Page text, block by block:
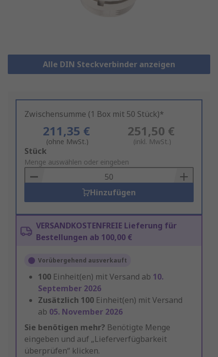
Alle DIN Steckverbinder anzeigen
Zwischensumme (1 Box mit 50 Stück)*
211,35 €
(ohne MwSt.)
251,50 €
(inkl. MwSt.)
Add
to
Basket
Stück
Menge auswählen oder eingeben
Hinzufügen
VERSANDKOSTENFREIE Lieferung für
Bestellungen ab 100,00 €
Vorübergehend ausverkauft
100 Einheit(en) mit Versand ab 10.
September 2026
Zusätzlich 100 Einheit(en) mit Versand
ab 05. November 2026
Sie benötigen mehr? Benötigte Menge
eingeben und auf „Lieferverfügbarkeit
überprüfen“ klicken.